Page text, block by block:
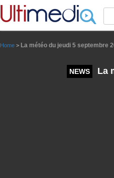
Home > La météo du jeudi 5 septembre
NEWS La
Panneau de gestion des cookies